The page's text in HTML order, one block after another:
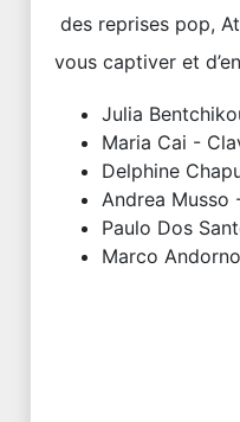
des reprises pop,
vous captiver et
Julia
Maria Cai -
Delphine
Andrea Musso
Paulo Dos
Marco